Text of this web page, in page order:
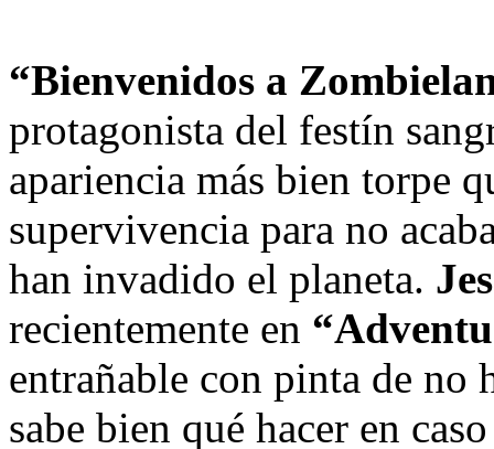
“Bienvenidos a
protagonista del festín
apariencia más bien torpe
supervivencia para no
han invadido el planeta.
recientemente en
entrañable con pinta de no
sabe bien qué hacer en